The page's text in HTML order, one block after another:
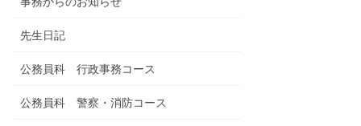
先生日記
公務員科 行政事務コース
公務員科 警察・消防コース